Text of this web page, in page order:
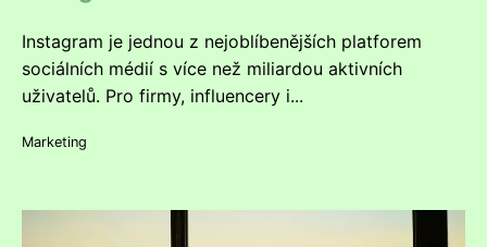
Instagram je jednou z nejoblíbenějších platforem
sociálních médií s více než miliardou aktivních
uživatelů. Pro firmy, influencery i...
Marketing